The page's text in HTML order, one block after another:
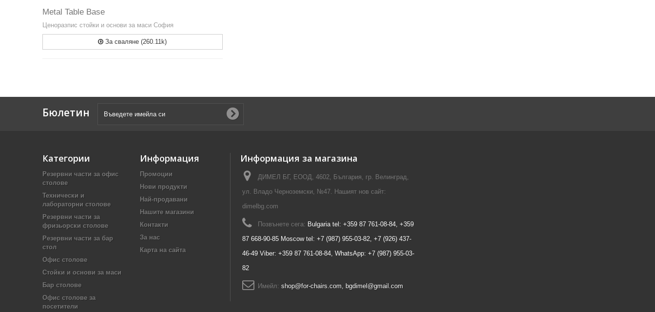
Metal Table Base
Ценоразпис стойки и основи за маси София
За сваляне (260.11k)
Бюлетин
Категории
Резервни части за офис
столове
Технически и
лабораторни столове
Резервни части за
фризьорски столове
Резервни части за бар
стол
Офис столове
Стойки и основи за маси
Бар столове
Офис столове за
посетители
Информация
Промоции
Нови продукти
Най-продавани
Нашите магазини
Контакти
За нас
Карта на сайта
Информация за магазина
ДИМЕЛ БГ, ЕООД, 4602, България, гр. Велинград,
ул. Владо Черноземски, №47. Нашият нов сайт:
dimelbg.com
Позвънете сега: Bulgaria tel: +359 87 761-08-84, +359
87 668-90-85 Moscow tel: +7 (987) 955-03-82, +7 (926) 437-
46-49 Viber: +359 87 761-08-84, WhatsApp: +7 (987) 955-03-
82
Имейл: shop@for-chairs.com, bgdimel@gmail.com